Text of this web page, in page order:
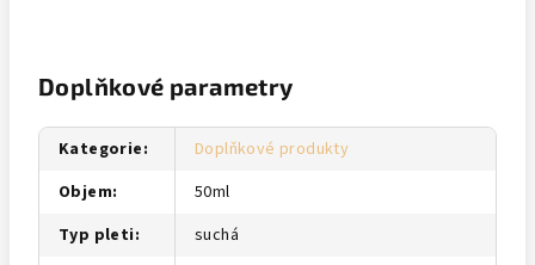
Doplňkové parametry
Kategorie:
Doplňkové produkty
Objem:
50ml
Typ pleti:
suchá